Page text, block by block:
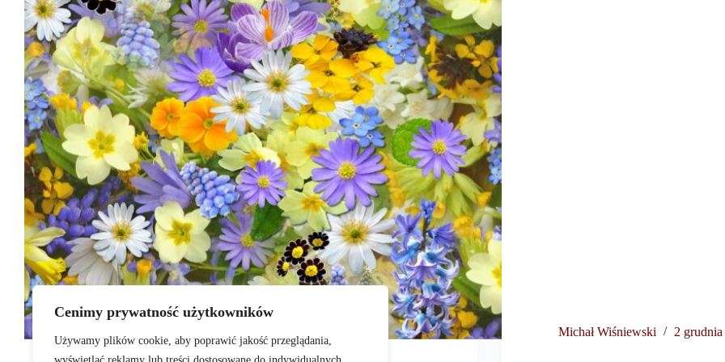
Cenimy prywatność użytkowników
Używamy plików cookie, aby poprawić jakość przeglądania,
Michał Wiśniewski 20 stycznia 2020
Michał Wiśniewski 2